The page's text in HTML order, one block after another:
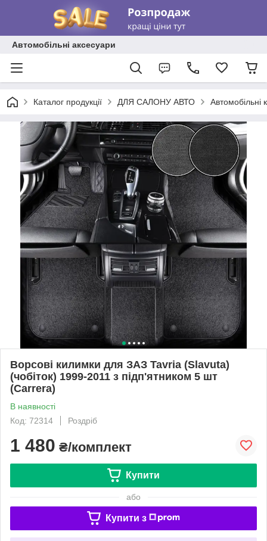
Автомобільні аксесуари
Каталог продукції ДЛЯ САЛОНУ АВТО Автомобільні
Ворсові килимки для ЗАЗ Tavria (Slavuta)
(чобіток) 1999-2011 з підп'ятником 5 шт
(Carrera)
В наявності
Код: 72314
Роздріб
1 480 ₴/комплект
Купити
або
Купити з